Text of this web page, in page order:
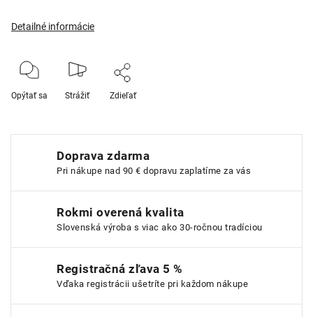
Detailné informácie
Opýtať sa Strážiť Zdieľať
Doprava zdarma
Pri nákupe nad 90 € dopravu zaplatíme za vás
Rokmi overená kvalita
Slovenská výroba s viac ako 30-ročnou tradíciou
Registračná zľava 5 %
Vďaka registrácii ušetríte pri každom nákupe